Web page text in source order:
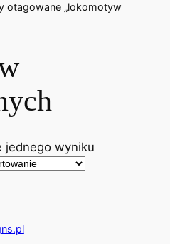
otagowane „lokomotyw
jednego wyniku